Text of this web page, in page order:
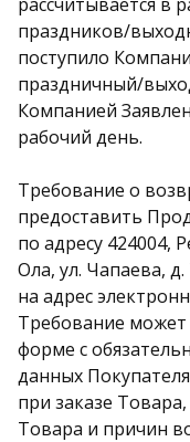
праздников/
поступило
праздничный/
Компанией
рабочий день.
Требование о
предоставить
по адресу 424004,
Ола, ул. Чапаева,
на адрес
Требование может
форме с
данных
при заказе
Товара и причин